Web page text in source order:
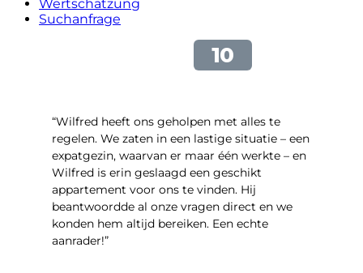
Wertschätzung
Suchanfrage
“Wilfred heeft ons geholpen met alles te
regelen. We zaten in een lastige situatie – een
expatgezin, waarvan er maar één werkte – en
Wilfred is erin geslaagd een geschikt
appartement voor ons te vinden. Hij
beantwoordde al onze vragen direct en we
konden hem altijd bereiken. Een echte
aanrader!”